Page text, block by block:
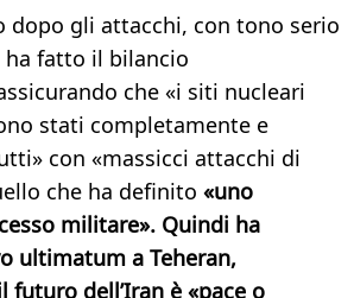
dopo gli attacchi, con tono serio
ha fatto il bilancio
che «i siti nucleari
stati completamente e
con «massicci attacchi di
che ha definito «uno
militare». Quindi ha
ultimatum a Teheran,
futuro dell’Iran è «pace o